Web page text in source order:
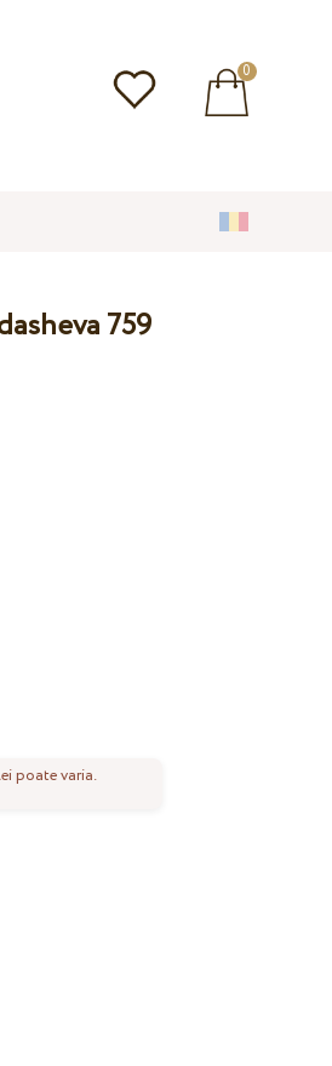
0
759
poate varia.